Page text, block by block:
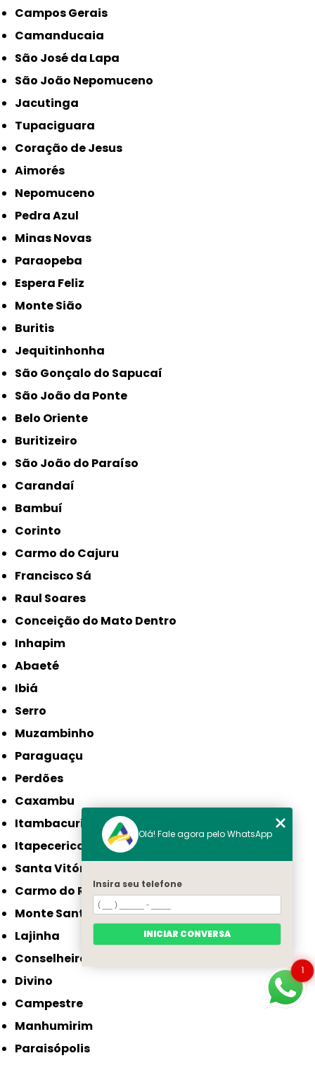
Campos Gerais
Camanducaia
São José da Lapa
São João Nepomuceno
Jacutinga
Tupaciguara
Coração de Jesus
Aimorés
Nepomuceno
Pedra Azul
Minas Novas
Paraopeba
Espera Feliz
Monte Sião
Buritis
Jequitinhonha
São Gonçalo do Sapucaí
São João da Ponte
Belo Oriente
Buritizeiro
São João do Paraíso
Carandaí
Bambuí
Corinto
Carmo do Cajuru
Francisco Sá
Raul Soares
Conceição do Mato Dentro
Inhapim
Abaeté
Ibiá
Serro
Muzambinho
Paraguaçu
Perdões
Caxambu
Itambacuri
Itapecerica
Santa Vitória
Carmo do Rio Claro
Monte Santo de Minas
Lajinha
Conselheiro Pena
Divino
Campestre
Manhumirim
Paraisópolis
1
Olá! Fale agora pelo WhatsApp
Insira seu telefone
INICIAR CONVERSA